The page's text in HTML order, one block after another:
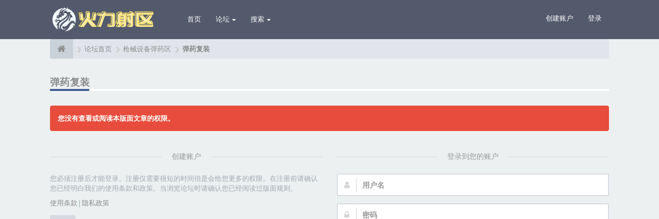
首页 论坛 搜索 创建账户 登录
论坛首页 枪械设备弹药区 弹药复装
弹药复装
您没有查看或阅读本版面文章的权限。
创建账户
您必须注册后才能登录。注册仅需要很短的时间但是会给您更多的权限。在注册前请确认
您已经明白我们的使用条款和政策。当浏览论坛时请确认您已经阅读过版面规则。
使用条款 | 隐私政策
登录到您的账户
户
名：